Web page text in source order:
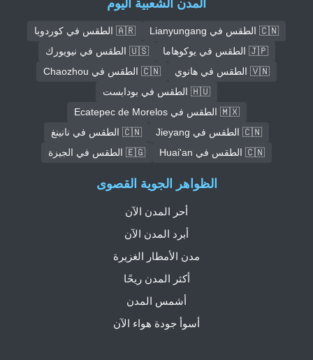
المدن الشعبية اليوم
🇨🇳 الطقس في Lianyungang
🇦🇷 الطقس في كوردوبا
🇯🇵 الطقس في يوكوهاما
🇺🇸 الطقس في نيويورك
🇻🇳 الطقس في هانوي
🇨🇳 الطقس في Chaozhou
🇭🇺 الطقس في بودابست
🇲🇽 الطقس في Ecatepec de Morelos
🇨🇳 الطقس في Jieyang
🇨🇳 الطقس في نانينغ
🇨🇳 الطقس في Huai'an
🇪🇬 الطقس في الجيزة
الظواهر الجوية القصوى
أحر المدن الآن
أبرد المدن الآن
مدن الأمطار الغزيرة
أكثر المدن ريحًا
أشمس المدن
أسوأ جودة هواء الآن